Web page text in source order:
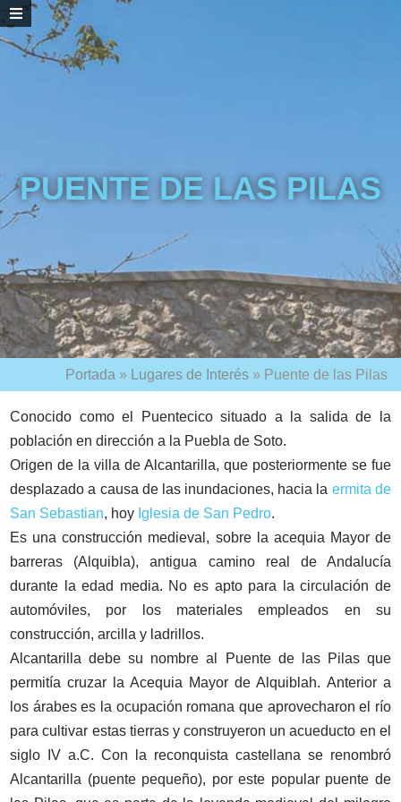
PUENTE DE LAS PILAS
Portada » Lugares de Interés » Puente de las Pilas
Conocido como el Puentecico situado a la salida de la
población en dirección a la Puebla de Soto.
Origen de la villa de Alcantarilla, que posteriormente se fue
desplazado a causa de las inundaciones, hacia la ermita de
San Sebastian, hoy Iglesia de San Pedro.
Es una construcción medieval, sobre la acequia Mayor de
barreras (Alquibla), antigua camino real de Andalucía
durante la edad media. No es apto para la circulación de
automóviles, por los materiales empleados en su
construcción, arcilla y ladrillos.
Alcantarilla debe su nombre al Puente de las Pilas que
permitía cruzar la Acequia Mayor de Alquiblah. Anterior a
los árabes es la ocupación romana que aprovecharon el río
para cultivar estas tierras y construyeron un acueducto en el
siglo IV a.C. Con la reconquista castellana se renombró
Alcantarilla (puente pequeño), por este popular puente de